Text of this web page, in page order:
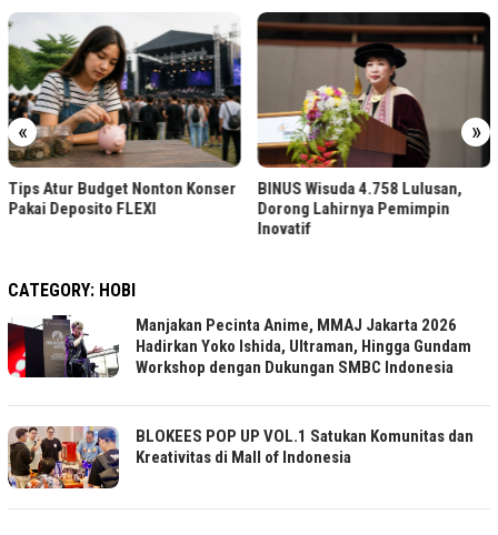
« »
Tips Atur Budget Nonton Konser
Pakai Deposito FLEXI
BINUS Wisuda 4.758 Lulusan,
Dorong Lahirnya Pemimpin
Inovatif
CATEGORY: HOBI
Manjakan Pecinta Anime, MMAJ Jakarta 2026
Hadirkan Yoko Ishida, Ultraman, Hingga Gundam
Workshop dengan Dukungan SMBC Indonesia
BLOKEES POP UP VOL.1 Satukan Komunitas dan
Kreativitas di Mall of Indonesia